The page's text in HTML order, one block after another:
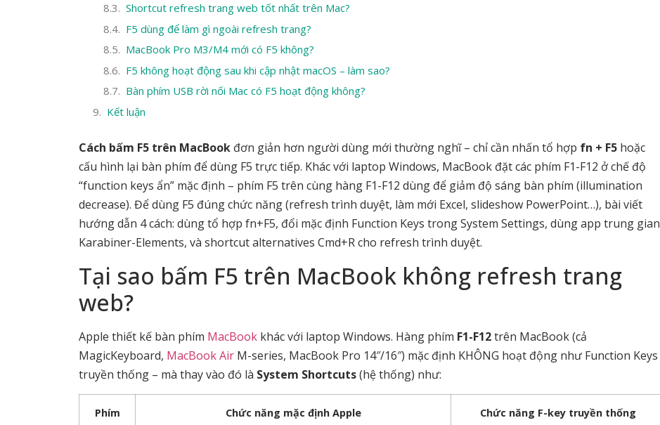
Shortcut refresh trang web tốt nhất trên Mac?
F5 dùng để làm gì ngoài refresh trang?
MacBook Pro M3/M4 mới có F5 không?
F5 không hoạt động sau khi cập nhật macOS – làm sao?
Bàn phím USB rời nối Mac có F5 hoạt động không?
Kết luận
Cách bấm F5 trên MacBook đơn giản hơn người dùng mới thường nghĩ – chỉ cần nhấn tổ hợp fn + F5 hoặc
cấu hình lại bàn phím để dùng F5 trực tiếp. Khác với laptop Windows, MacBook đặt các phím F1-F12 ở chế độ
“function keys ẩn” mặc định – phím F5 trên cùng hàng F1-F12 dùng để giảm độ sáng bàn phím (illumination
decrease). Để dùng F5 đúng chức năng (refresh trình duyệt, làm mới Excel, slideshow PowerPoint…), bài viết
hướng dẫn 4 cách: dùng tổ hợp fn+F5, đổi mặc định Function Keys trong System Settings, dùng app trung gian
Karabiner-Elements, và shortcut alternatives Cmd+R cho refresh trình duyệt.
Tại sao bấm F5 trên MacBook không refresh trang
web?
Apple thiết kế bàn phím MacBook khác với laptop Windows. Hàng phím F1-F12trên MacBook (cả
MagicKeyboard, MacBook Air M-series, MacBook Pro 14″/16″) mặc định KHÔNG hoạt động như Function Keys
truyền thống – mà thay vào đó là System Shortcuts(hệ thống) như:
Phím Chức năng mặc định Apple Chức năng F-key truyền thống